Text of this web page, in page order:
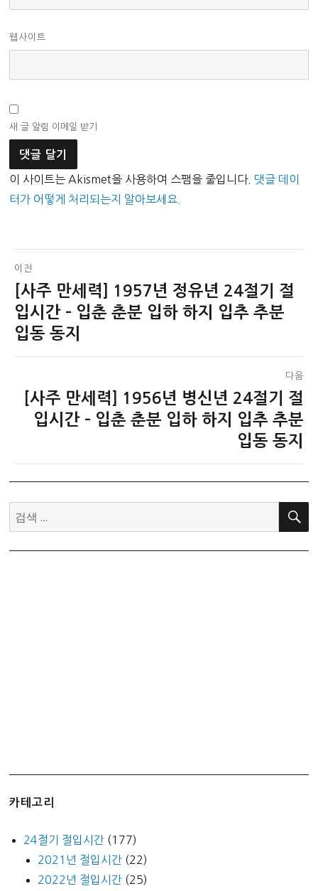
웹사이트
새 글 알림 이메일 받기
이 사이트는 Akismet을 사용하여 스팸을 줄입니다. 댓글 데이
터가 어떻게 처리되는지 알아보세요.
글
탐
색
이전
이
전
글:
[사주 만세력] 1957년 정유년 24절기 절
입시간 – 입춘 춘분 입하 하지 입추 추분
입동 동지
다음
[사주 만세력] 1956년 병신년 24절기 절
입시간 – 입춘 춘분 입하 하지 입추 추분
입동 동지
검
색:
검
카테고리
24절기 절입시간 (177)
2021년 절입시간 (22)
2022년 절입시간 (25)